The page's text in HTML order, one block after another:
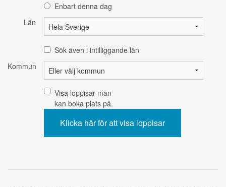
Enbart denna dag
Län
Sök även i intilliggande län
Kommun
Visa loppisar man
kan boka plats på.